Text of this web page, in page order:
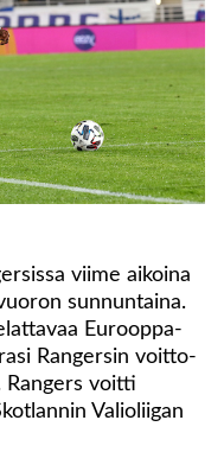
viime aikoina
sunnuntaina.
Eurooppa-
Rangersin voitto-
Rangers voitti
Valioliigan